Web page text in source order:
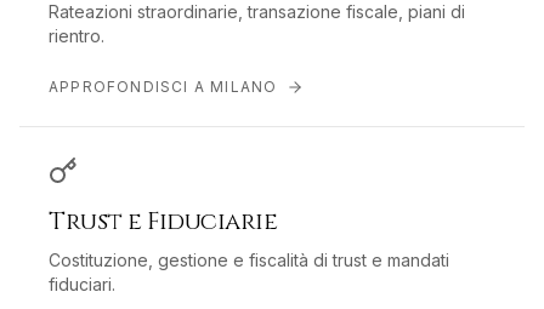
Rateazioni straordinarie, transazione fiscale, piani di
rientro.
APPROFONDISCI A MILANO
Trust e Fiduciarie
Costituzione, gestione e fiscalità di trust e mandati
fiduciari.